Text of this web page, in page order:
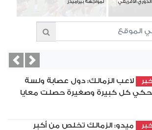
الأفريقي لمواجهة بيراميدز
لاعب الزمالك: دول عصابة ولسة
كل كبيرة وصغيرة حصلت معايا
ميدو: الزمالك تخلص من أكبر
Next